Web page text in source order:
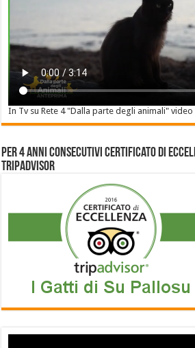
In Tv su Rete 4 "Dalla parte degli animali"
Per 4 anni consecutivi Certificato di
Tripadvisor